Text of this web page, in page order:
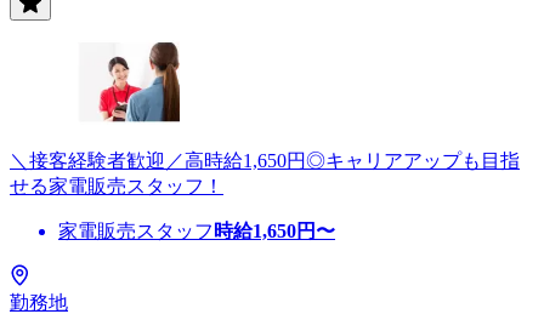
＼接客経験者歓迎／高時給1,650円◎キャリアアップも目指
せる家電販売スタッフ！
家電販売スタッフ 時給1,650円〜
勤務地